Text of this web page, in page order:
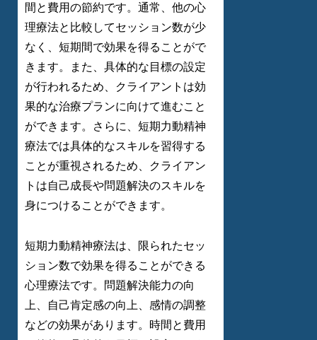
間と費用の節約です。通常、他の心
理療法と比較してセッション数が少
なく、短期間で効果を得ることがで
きます。また、具体的な目標の設定
が行われるため、クライアントは効
果的な治療プランに向けて進むこと
ができます。さらに、短期力動精神
療法では具体的なスキルを習得する
ことが重視されるため、クライアン
トは自己成長や問題解決のスキルを
身につけることができます。
短期力動精神療法は、限られたセッ
ション数で効果を得ることができる
心理療法です。問題解決能力の向
上、自己肯定感の向上、感情の調整
などの効果があります。時間と費用